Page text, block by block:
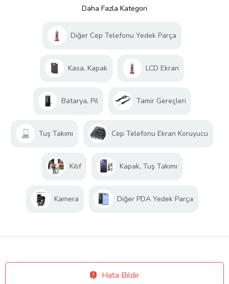
Daha Fazla Kategori
Diğer Cep Telefonu Yedek Parça
Kasa, Kapak LCD Ekran
Batarya, Pil Tamir Gereçleri
Tuş Takımı Cep Telefonu Ekran Koruyucu
Kılıf Kapak, Tuş Takımı
Kamera Diğer PDA Yedek Parça
Hata Bildir